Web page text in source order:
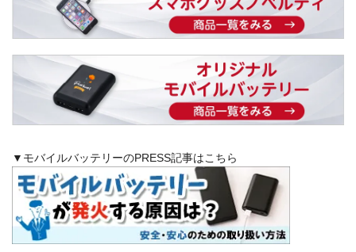
▼モバイルバッテリーのPRESS記事はこちら